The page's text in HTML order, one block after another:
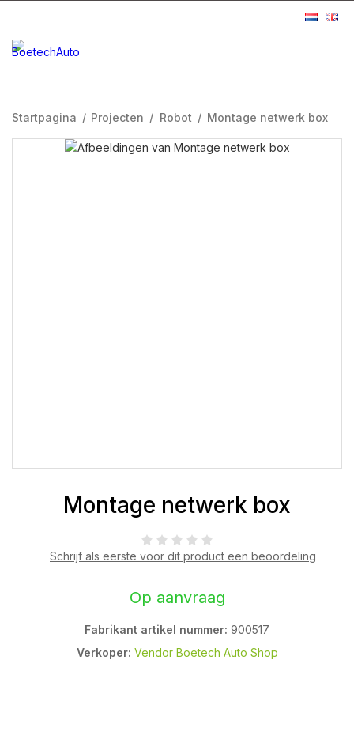
Startpagina / Projecten / Robot / Montage netwerk box
Montage netwerk box
Schrijf als eerste voor dit product een beoordeling
Op aanvraag
Fabrikant artikel nummer: 900517
Verkoper: Vendor Boetech Auto Shop